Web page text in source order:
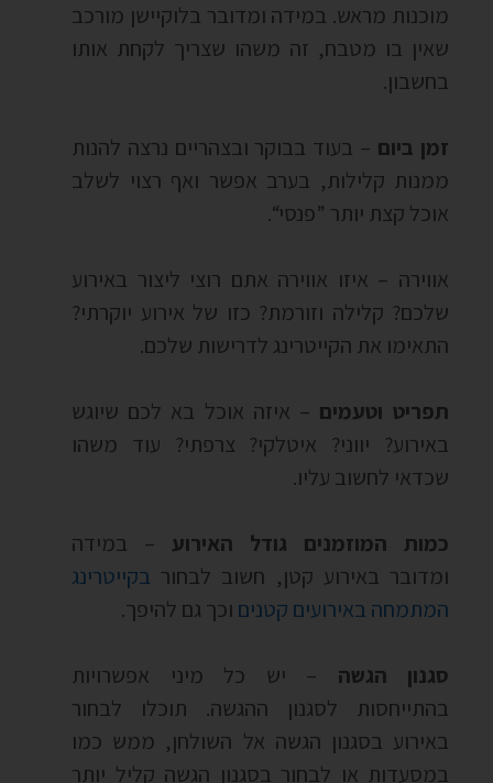
מוכנות מראש. במידה ומדובר בלוקיישן מורכב
שאין בו מטבח, זה משהו שצריך לקחת אותו
בחשבון.
זמן ביום – בעוד בבוקר ובצהריים נרצה להנות
ממנות קלילות, בערב אפשר ואף רצוי לשלב
אוכל קצת יותר ”פנסי“.
אווירה – איזו אווירה אתם רוצי ליצור באירוע
שלכם? קלילה וזורמת? כזו של אירוע יוקרתי?
התאימו את הקייטרינג לדרישות שלכם.
תפריט וטעמים – איזה אוכל בא לכם שיוגש
באירוע? יווני? איטלקי? צרפתי? עוד משהו
שכדאי לחשוב עליו.
כמות המוזמנים גודל האירוע – במידה
ומדובר באירוע קטן, חשוב לבחור בקייטרינג
המתמחה באירועים קטנים וכך גם להיפך.
סגנון הגשה – יש כל מיני אפשרויות
בהתייחסות לסגנון ההגשה. תוכלו לבחור
באירוע בסגנון הגשה אל השולחן, ממש כמו
במסעדות או לבחור בסגנון הגשה קליל יותר